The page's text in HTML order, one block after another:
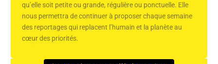
qu’elle soit petite ou grande, régulière ou ponctuelle. Elle
nous permettra de continuer à proposer chaque semaine
des reportages qui replacent l’humain et la planète au
cœur des priorités.